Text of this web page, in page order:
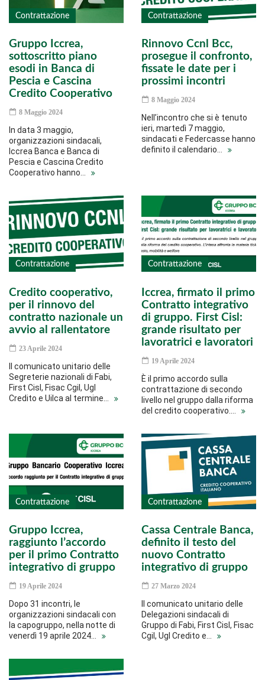
Contrattazione
Gruppo Iccrea,
sottoscritto piano
esodi in Banca di
Pescia e Cascina
Credito Cooperativo
8 Maggio 2024
In data 3 maggio,
organizzazioni sindacali,
Iccrea Banca e Banca di
Pescia e Cascina Credito
Cooperativo hanno…
Contrattazione
Rinnovo Ccnl Bcc,
prosegue il confronto,
fissate le date per i
prossimi incontri
8 Maggio 2024
Nell’incontro che si è tenuto
ieri, martedì 7 maggio,
sindacati e Federcasse hanno
definito il calendario…
Contrattazione
Credito cooperativo,
per il rinnovo del
contratto nazionale un
avvio al rallentatore
23 Aprile 2024
Il comunicato unitario delle
Segreterie nazionali di Fabi,
First Cisl, Fisac Cgil, Ugl
Credito e Uilca al termine…
Contrattazione
Iccrea, firmato il primo
Contratto integrativo
di gruppo. First Cisl:
grande risultato per
lavoratrici e lavoratori
19 Aprile 2024
È il primo accordo sulla
contrattazione di secondo
livello nel gruppo dalla riforma
del credito cooperativo.…
Contrattazione
Gruppo Iccrea,
raggiunto l’accordo
per il primo Contratto
integrativo di gruppo
19 Aprile 2024
Dopo 31 incontri, le
organizzazioni sindacali con
la capogruppo, nella notte di
venerdì 19 aprile 2024…
Contrattazione
Cassa Centrale Banca,
definito il testo del
nuovo Contratto
integrativo di gruppo
27 Marzo 2024
Il comunicato unitario delle
Delegazioni sindacali di
Gruppo di Fabi, First Cisl, Fisac
Cgil, Ugl Credito e…